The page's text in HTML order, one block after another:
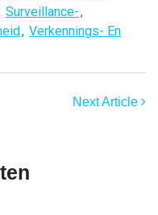
Surveillance-,
, Verkennings- En
Next Article